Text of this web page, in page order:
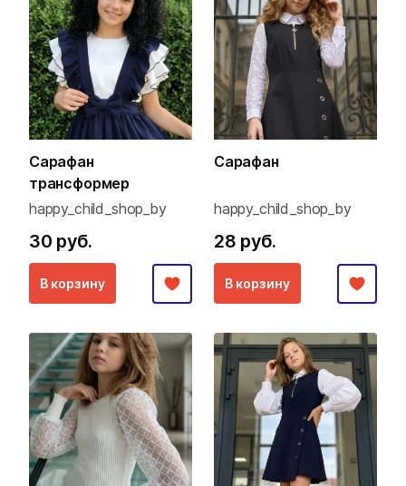
Сарафан
трансформер
happy_child_shop_by
30 руб.
В корзину
Сарафан
happy_child_shop_by
28 руб.
В корзину